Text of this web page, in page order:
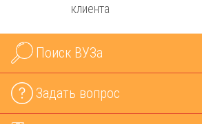
клиента
Поиск ВУЗа
Задать вопрос